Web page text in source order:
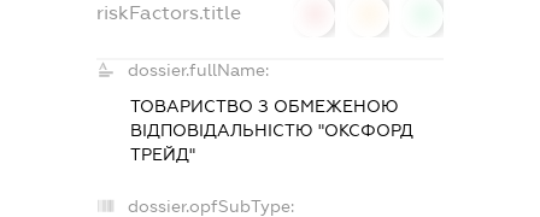
riskFactors.title
dossier.fullName:
ТОВАРИСТВО З ОБМЕЖЕНОЮ
ВІДПОВІДАЛЬНІСТЮ "ОКСФОРД
ТРЕЙД"
dossier.opfSubType: